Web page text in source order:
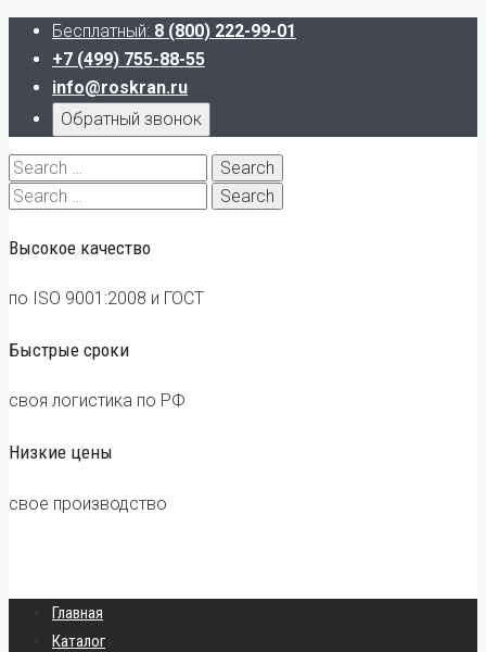
Бесплатный: 8 (800) 222-99-01
+7 (499) 755-88-55
info@roskran.ru
Обратный звонок
Search
for:
Search
Высокое качество
по ISO 9001:2008 и ГОСТ
Быстрые сроки
своя логистика по РФ
Низкие цены
свое производство
Главная
Каталог